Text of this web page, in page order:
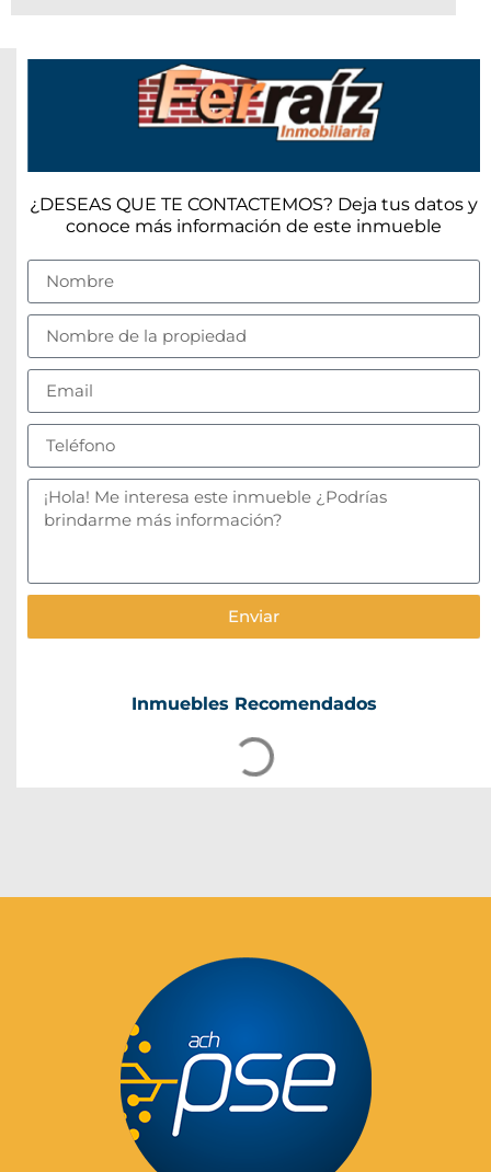
¿DESEAS QUE TE CONTACTEMOS? Deja tus datos y
conoce más información de este inmueble
Enviar
Inmuebles Recomendados